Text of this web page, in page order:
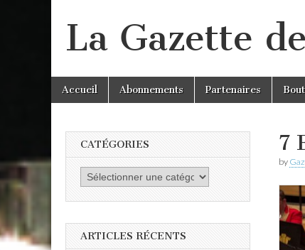
La Gazette
Main
menu
Skip
Accueil Abonnements Partenaires
7
by
CATÉGORIES
Catégories
ARTICLES RÉCENTS